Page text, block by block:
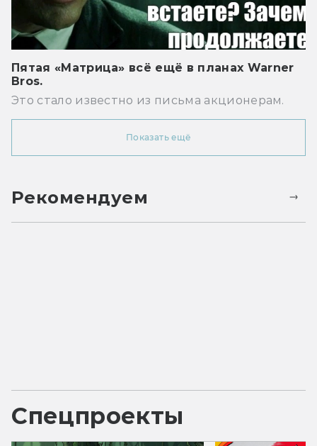
Пятая «Матрица» всё ещё в планах Warner
Bros.
Это стало известно из письма акционерам.
Показать ещё
Рекомендуем
Спецпроекты